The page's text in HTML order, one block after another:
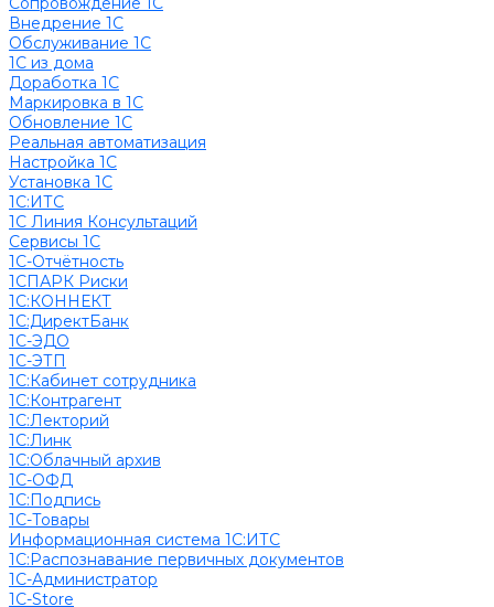
Внедрение 1С
Обслуживание 1С
1С из дома
Доработка 1С
Маркировка в 1С
Обновление 1С
Реальная автоматизация
Настройка 1С
Установка 1С
1С:ИТС
1С Линия Консультаций
Сервисы 1С
1С-Отчётность
1СПАРК Риски
1С:КОННЕКТ
1С:ДиректБанк
1С-ЭДО
1С-ЭТП
1С:Кабинет сотрудника
1С:Контрагент
1С:Лекторий
1С:Линк
1С:Облачный архив
1С-ОФД
1С:Подпись
1С-Товары
Информационная система 1С:ИТС
1С:Распознавание первичных документов
1С-Администратор
1С-Store